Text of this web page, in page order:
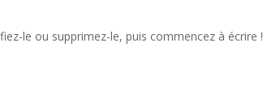
le ou supprimez-le, puis commencez à écrire !